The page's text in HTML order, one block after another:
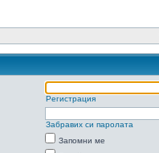
Регистрация
Забравих си паролата
Запомни ме